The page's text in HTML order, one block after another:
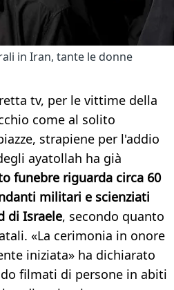
in Iran, tante le donne
tv, per le vittime della
come al solito
strapiene per l'addio
ayatollah ha già
funebre riguarda circa 60
militari e scienziati
di Israele, secondo quanto
«La cerimonia in onore
iniziata» ha dichiarato
filmati di persone in abiti